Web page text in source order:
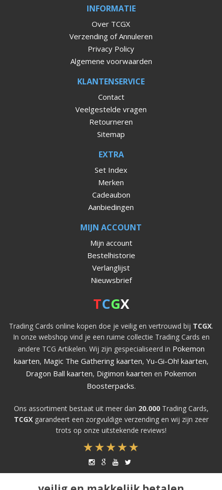
INFORMATIE
Over TCGX
Verzending of Annuleren
Privacy Policy
Algemene voorwaarden
KLANTENSERVICE
Contact
Veelgestelde vragen
Retourneren
Sitemap
EXTRA
Set Index
Merken
Cadeaubon
Aanbiedingen
MIJN ACCOUNT
Mijn account
Bestelhistorie
Verlanglijst
Nieuwsbrief
TCGX
Trading Cards online kopen doe je veilig en vertrouwd bij TCGX.
In onze webshop vind je een ruime collectie Trading Cards en
andere TCG Artikelen. Wij zijn gespecialiseerd in Pokemon
kaarten, Magic The Gathering kaarten, Yu-Gi-Oh! kaarten,
Dragon Ball kaarten, Digimon kaarten en Pokemon
Boosterpacks.
Ons assortiment bestaat uit meer dan 20.000Trading Cards,
TCGXgarandeert een zorgvuldige verzending en wij zijn zeer
trots op onze uitstekende reviews!